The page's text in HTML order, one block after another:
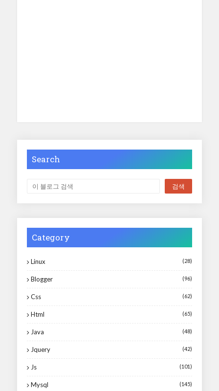
Search
Category
Linux (28)
Blogger (96)
Css (62)
Html (65)
Java (48)
Jquery (42)
Js (101)
Mysql (145)